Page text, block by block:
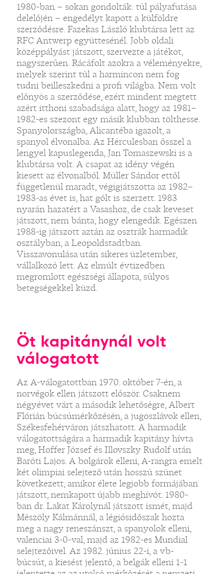
1980-ban – sokan gondolták: túl pályafutása
delelőjén – engedélyt kapott a külföldre
szerződésre. Fazekas László klubtársa lett az
RFC Antwerp együttesénél. Jobb oldali
középpályást játszott, szervezte a játékot,
nagyszerűen. Rácáfolt azokra a véleményekre,
melyek szerint túl a harmincon nem fog
tudni beilleszkedni a profi világba. Nem volt
előnyös a szerződése, ezért mindent megtett
azért itthoni szabadsága alatt, hogy az 1981–
1982-es szezont egy másik klubban tölthesse.
Spanyolországba, Alicantéba igazolt, a
spanyol élvonalba. Az Hérculesban ősszel a
lengyel kapuslegenda, Jan Tomaszewski is a
klubtársa volt. A csapat az idény végén
kiesett az élvonalból. Müller Sándor ettől
függetlenül maradt, végigjátszotta az 1982–
1983-as évet is, hat gólt is szerzett. 1983
nyarán hazatért a Vasashoz, de csak keveset
játszott, nem bánta, hogy elengedik. Egészen
1988-ig játszott aztán az osztrák harmadik
osztályban, a Leopoldstadtban.
Visszavonulása után sikeres üzletember,
vállalkozó lett. Az elmúlt évtizedben
megromlott egészségi állapota, súlyos
betegségekkel küzd.
Öt kapitánynál volt
válogatott
Az A-válogatottban 1970. október 7-én, a
norvégok ellen játszott először. Csaknem
négyévet várt a második lehetőségre, Albert
Flórián búcsúmérkőzésén, a jugoszlávok ellen,
Székesfehérváron játszhatott. A harmadik
válogatottságára a harmadik kapitány hívta
meg, Hoffer József és Illovszky Rudolf után
Baróti Lajos. A bolgárok elleni, A-rangra emelt
két olimpiai selejtező után hosszú szünet
következett, amikor élete legjobb formájában
játszott, nemkapott újabb meghívót. 1980-
ban dr. Lakat Károlynál játszott ismét, majd
Mészöly Kálmánnál, a légiósidőszak hozta
meg a nagy reneszánszt, a spanyolok elleni,
valenciai 3-0-val, majd az 1982-es Mundial
selejtezőivel. Az 1982. június 22-i, a vb-
búcsút, a kiesést jelentő, a belgák elleni 1-1